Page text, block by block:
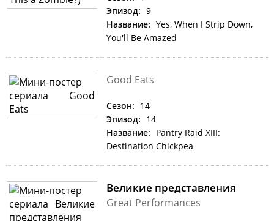
Эпизод: 9
Название: Yes, When I Strip Down,
You'll Be Amazed
Good Eats
Сезон: 14
Эпизод: 14
Название: Pantry Raid XIII:
Destination Chickpea
Великие представления
Great Performances